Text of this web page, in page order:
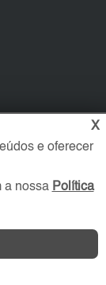
X
e oferecer
a nossa Política